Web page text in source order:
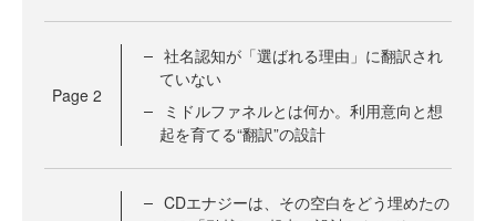
Page 2
社名認知が「選ばれる理由」に翻訳され
ていない
ミドルファネルとは何か。利用意向と想
起を育てる“翻訳”の設計
CDエナジーは、その空白をどう埋めたの